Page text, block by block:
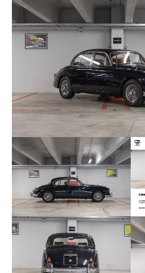
Il est à noter l’ajout et la
éléments en plus des
Toit ouvrant
Auto-radio
Ligne d’échappement
Direction assistée
Allumage électronique
Intérieur cuir
Moquette au sol
Alarme
Boîte de vitesses 5
Fermeture centralisée
Climatisation
Vitres électriques